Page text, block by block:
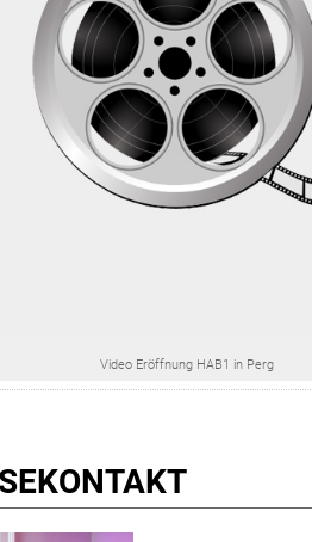
Video Eröffnung HAB1 in Perg